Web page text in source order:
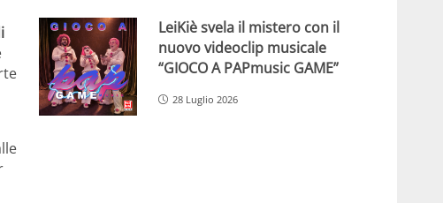
LeiKiè svela il mistero con il
nuovo videoclip musicale
“GIOCO A PAPmusic GAME”
28 Luglio 2026